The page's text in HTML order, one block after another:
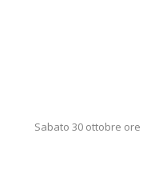
Sabato 30 ottobre ore